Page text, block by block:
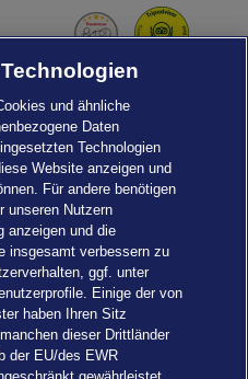
und ähnliche
Daten
Technologien
Website anzeigen und
Für andere benötigen
unseren Nutzern
anzeigen und die
insgesamt verbessern zu
ggf. unter
Einige der von
haben Ihren Sitz
dieser Drittländer
der EU/des EWR